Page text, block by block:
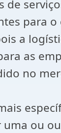
de
para
a
as
no
ou